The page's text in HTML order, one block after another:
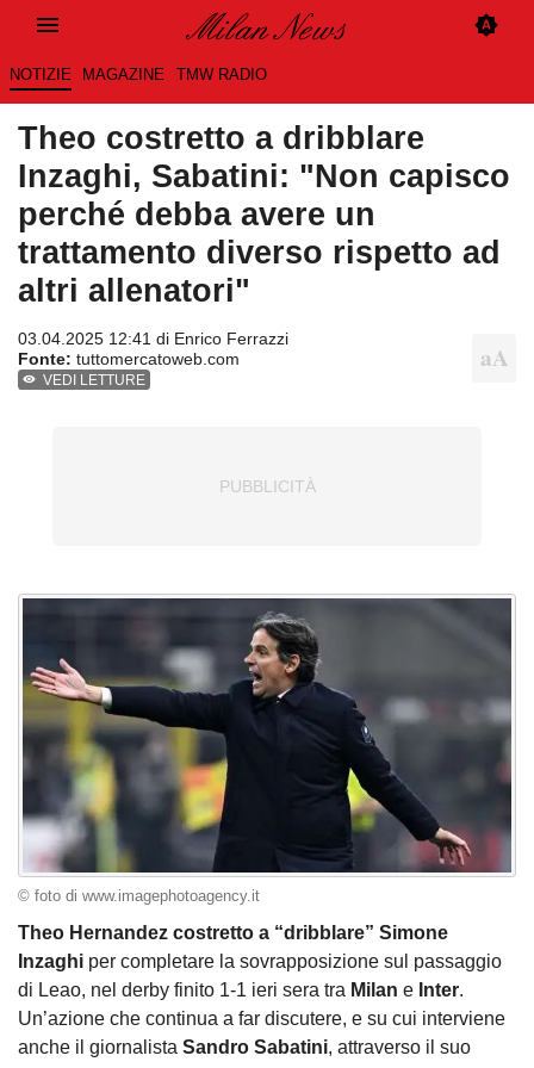
NOTIZIE MAGAZINE TMW RADIO
Theo costretto a dribblare
Inzaghi, Sabatini: "Non capisco
perché debba avere un
trattamento diverso rispetto ad
altri allenatori"
03.04.2025 12:41 di Enrico Ferrazzi
Fonte: tuttomercatoweb.com
VEDI LETTURE
© foto di www.imagephotoagency.it
Theo Hernandez costretto a “dribblare” Simone
Inzaghi per completare la sovrapposizione sul passaggio
di Leao, nel derby finito 1-1 ieri sera tra Milan e Inter.
Un’azione che continua a far discutere, e su cui interviene
anche il giornalista Sandro Sabatini, attraverso il suo